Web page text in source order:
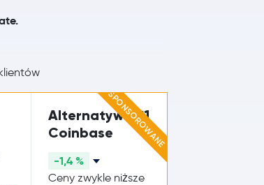
SPONSOROWANE
Alternatywa #1
Coinbase
-1,4 %
Ceny zwykle niższe